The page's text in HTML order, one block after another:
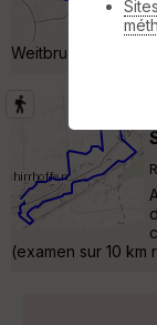
Weitbruch -
(examen sur 10